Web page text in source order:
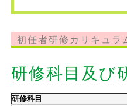
初任者研修カリキュラ
研修科目及び
研修科目